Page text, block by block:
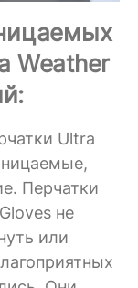
Weather
Ultra
Перчатки
не
или